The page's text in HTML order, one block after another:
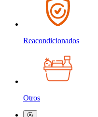
Reacondicionados
Otros